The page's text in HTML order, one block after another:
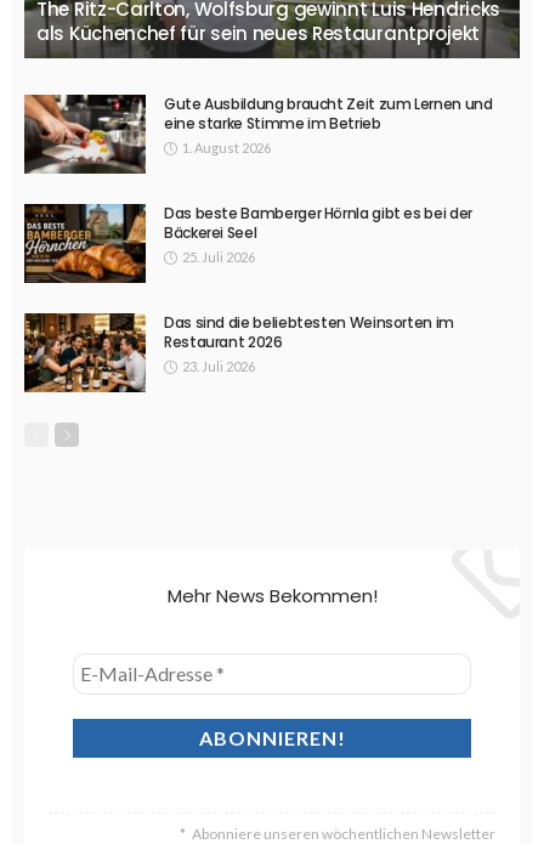
The Ritz-Carlton, Wolfsburg gewinnt Luis Hendricks
als Küchenchef für sein neues Restaurantprojekt
Gute Ausbildung braucht Zeit zum Lernen und
eine starke Stimme im Betrieb
1. August 2026
Das beste Bamberger Hörnla gibt es bei der
Bäckerei Seel
25. Juli 2026
Das sind die beliebtesten Weinsorten im
Restaurant 2026
23. Juli 2026
Mehr News Bekommen!
Abonniere unseren wöchentlichen Newsletter